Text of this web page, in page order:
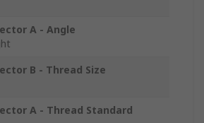
A - Angle
B - Thread Size
A - Thread Standard